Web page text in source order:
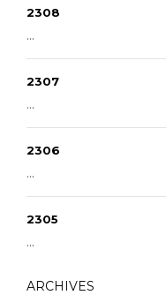
2308
...
2307
...
2306
...
2305
...
ARCHIVES